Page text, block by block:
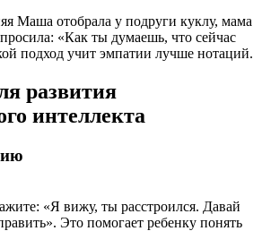
Маша отобрала у подруги куклу, мама
«Как ты думаешь, что сейчас
подход учит эмпатии лучше нотаций.
развития
интеллекта
«Я вижу, ты расстроился. Давай
Это помогает ребенку понять